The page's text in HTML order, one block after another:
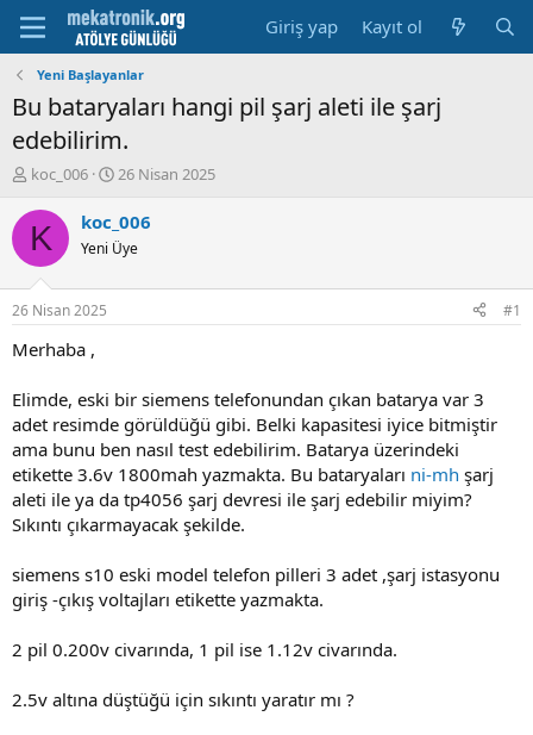
Giriş yap Kayıt ol
Yeni Başlayanlar
Bu bataryaları hangi pil şarj aleti ile şarj
edebilirim.
K
n
u
u
b
a
ş
t
a
n
koc_006
B
ş
l
a
t
h
i
26 Nisan 2025
K koc_006
Yeni Üye
26 Nisan 2025 #1
Merhaba ,
Elimde, eski bir siemens telefonundan çıkan batarya var 3
adet resimde görüldüğü gibi. Belki kapasitesi iyice bitmiştir
ama bunu ben nasıl test edebilirim. Batarya üzerindeki
etikette 3.6v 1800mah yazmakta. Bu bataryaları ni-mh şarj
aleti ile ya da tp4056 şarj devresi ile şarj edebilir miyim?
Sıkıntı çıkarmayacak şekilde.
siemens s10 eski model telefon pilleri 3 adet ,şarj istasyonu
giriş -çıkış voltajları etikette yazmakta.
2 pil 0.200v civarında, 1 pil ise 1.12v civarında.
2.5v altına düştüğü için sıkıntı yaratır mı ?